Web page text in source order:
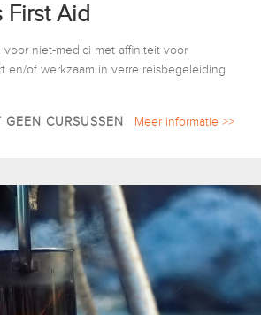
First Aid
voor niet-medici met affiniteit voor
en/of werkzaam in verre reisbegeleiding
CURSUSSEN Meer informatie >>